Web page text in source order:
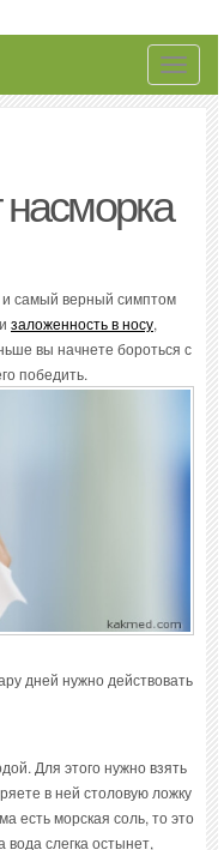
Toggle
насморка
самый верный симптом
заложенность в носу,
вы начнете бороться с
победить.
дней нужно действовать
Для этого нужно взять
в ней столовую ложку
есть морская соль, то это
слегка остынет,